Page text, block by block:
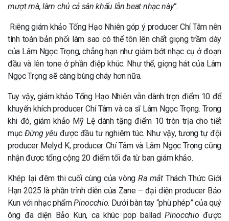
mượt mà, làm chủ cả sân khấu lẫn beat nhạc này”.
Riêng giám khảo Tống Hạo Nhiên góp ý producer Chí Tâm nên
tính toán bản phối làm sao có thể tôn lên chất giọng trầm dày
của Lâm Ngọc Trọng, chẳng hạn như giảm bớt nhạc cụ ở đoạn
đầu và lên tone ở phần điệp khúc. Như thế, giọng hát của Lâm
Ngọc Trọng sẽ càng bùng cháy hơn nữa.
Tuy vậy, giám khảo Tống Hạo Nhiên vẫn dành trọn điểm 10 để
khuyến khích producer Chí Tâm và ca sĩ Lâm Ngọc Trọng. Trong
khi đó, giám khảo Mỹ Lệ dành tặng điểm 10 tròn trịa cho tiết
mụcĐừng yêu được đầu tư nghiêm túc. Như vậy, tương tự đội
producer Melyd K, producer Chí Tâm và Lâm Ngọc Trọng cũng
nhận được tổng cộng 20 điểm tối đa từ ban giám khảo.
Khép lại đêm thi cuối cùng của vòngRa mắtThách Thức Giới
Hạn 2025 là phần trình diễn của Zane – đại diện producer Bảo
Kun với nhạc phẩmPinocchio. Dưới bàn tay “phù phép” của quý
ông đa diện Bảo Kun, ca khúc pop balladPinocchio được